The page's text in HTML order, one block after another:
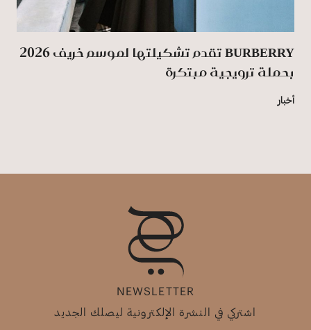
BURBERRY تقدم تشكيلتها لموسم خريف 2026
بحملة ترويجية مبتكرة
أخبار
NEWSLETTER
اشتركي في النشرة الإلكترونية ليصلك الجديد